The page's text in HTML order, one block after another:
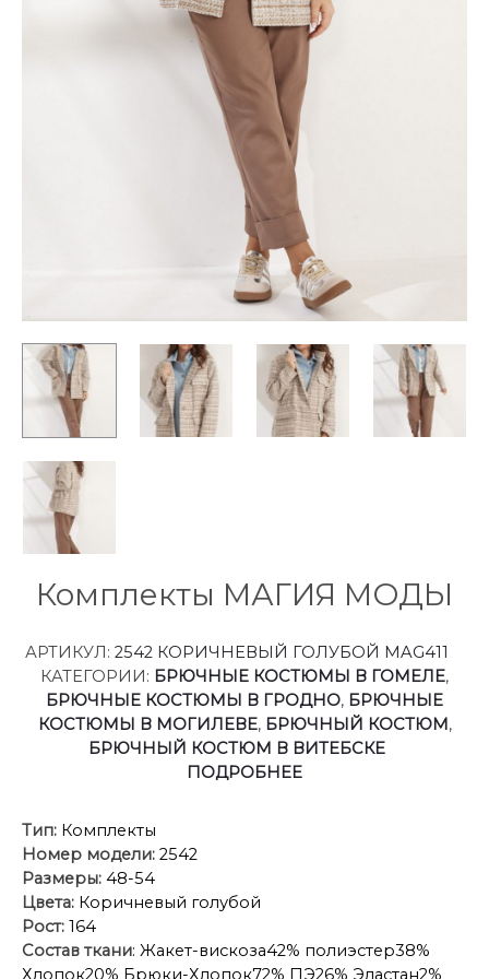
Комплекты МАГИЯ МОДЫ
АРТИКУЛ: 2542 КОРИЧНЕВЫЙ ГОЛУБОЙ MAG411
КАТЕГОРИИ: БРЮЧНЫЕ КОСТЮМЫ В ГОМЕЛЕ,
БРЮЧНЫЕ КОСТЮМЫ В ГРОДНО, БРЮЧНЫЕ
КОСТЮМЫ В МОГИЛЕВЕ, БРЮЧНЫЙ КОСТЮМ,
БРЮЧНЫЙ КОСТЮМ В ВИТЕБСКЕ
ПОДРОБНЕЕ
Тип: Комплекты
Номер модели: 2542
Размеры: 48-54
Цвета: Коричневый голубой
Рост: 164
Состав ткани: Жакет-вискоза42% полиэстер38%
Хлопок20% Брюки-Хлопок72% ПЭ26% Эластан2%